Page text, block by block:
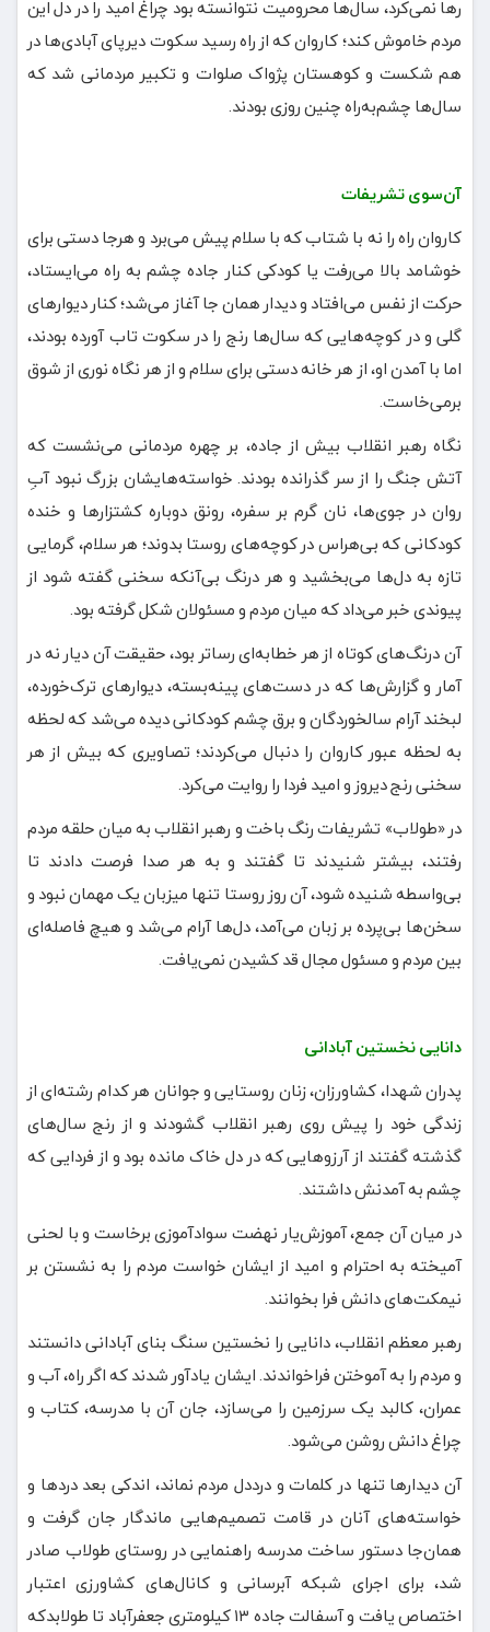
رها نمی‌کرد، سال‌ها محرومیت نتوانسته بود چراغ امید را در دل این
مردم خاموش کند؛ کاروان که از راه رسید سکوت دیرپای آبادی‌ها در
هم شکست و کوهستان پژواک صلوات و تکبیر مردمانی شد که
سال‌ها چشم‌به‌راه چنین روزی بودند.
آن‌سوی تشریفات
کاروان راه را نه با شتاب که با سلام پیش می‌برد و هرجا دستی برای
خوشامد بالا می‌رفت یا کودکی کنار جاده چشم به راه می‌ایستاد،
حرکت از نفس می‌افتاد و دیدار همان‌ جا آغاز می‌شد؛ کنار دیوارهای
گلی و در کوچه‌هایی که سال‌ها رنج را در سکوت تاب آورده بودند،
اما با آمدن او، از هر خانه دستی برای سلام و از هر نگاه نوری از شوق
برمی‌خاست.
نگاه رهبر انقلاب بیش از جاده، بر چهره مردمانی می‌نشست که
آتش جنگ را از سر گذرانده بودند. خواسته‌هایشان بزرگ نبود آبِ
روان در جوی‌ها، نان گرم بر سفره، رونق دوباره کشتزارها و خنده
کودکانی که بی‌هراس در کوچه‌های روستا بدوند؛ هر سلام، گرمایی
تازه به دل‌ها می‌بخشید و هر درنگ بی‌آنکه سخنی گفته شود از
پیوندی خبر می‌داد که میان مردم و مسئولان شکل گرفته بود.
آن درنگ‌های کوتاه از هر خطابه‌ای رساتر بود، حقیقت آن دیار نه در
آمار و گزارش‌ها که در دست‌های پینه‌بسته، دیوارهای ترک‌خورده،
لبخند آرام سالخوردگان و برق چشم کودکانی دیده می‌شد که لحظه‌
به‌ لحظه عبور کاروان را دنبال می‌کردند؛ تصاویری که بیش از هر
سخنی رنج دیروز و امید فردا را روایت می‌کرد.
در «طولاب» تشریفات رنگ باخت و رهبر انقلاب به میان حلقه مردم
رفتند، بیشتر شنیدند تا گفتند و به هر صدا فرصت دادند تا
بی‌واسطه شنیده شود، آن روز روستا تنها میزبان یک مهمان نبود و
سخن‌ها بی‌پرده بر زبان می‌آمد، دل‌ها آرام می‌شد و هیچ فاصله‌ای
بین مردم و مسئول مجال قد کشیدن نمی‌یافت.
دانایی نخستین آبادانی
پدران شهدا، کشاورزان، زنان روستایی و جوانان هر کدام رشته‌ای از
زندگی خود را پیش روی رهبر انقلاب گشودند و از رنج سال‌های
گذشته گفتند از آرزوهایی که در دل خاک مانده بود و از فردایی که
چشم به آمدنش داشتند.
در میان آن جمع، آموزش‌یار نهضت سوادآموزی برخاست و با لحنی
آمیخته به احترام و امید از ایشان خواست مردم را به نشستن بر
نیمکت‌های دانش فرا بخوانند.
رهبر معظم انقلاب، دانایی را نخستین سنگ بنای آبادانی دانستند
و مردم را به آموختن فراخواندند. ایشان یادآور شدند که اگر راه، آب و
عمران، کالبد یک سرزمین را می‌سازد، جان آن با مدرسه، کتاب و
چراغ دانش روشن می‌شود.
آن دیدارها تنها در کلمات و درددل مردم نماند، اندکی بعد دردها و
خواسته‌های آنان در قامت تصمیم‌هایی ماندگار جان گرفت و
همان‌جا دستور ساخت مدرسه راهنمایی در روستای طولاب صادر
شد، برای اجرای شبکه آبرسانی و کانال‌های کشاورزی اعتبار
اختصاص یافت و آسفالت جاده ۱۳ کیلومتری جعفرآباد تا طولابدکه